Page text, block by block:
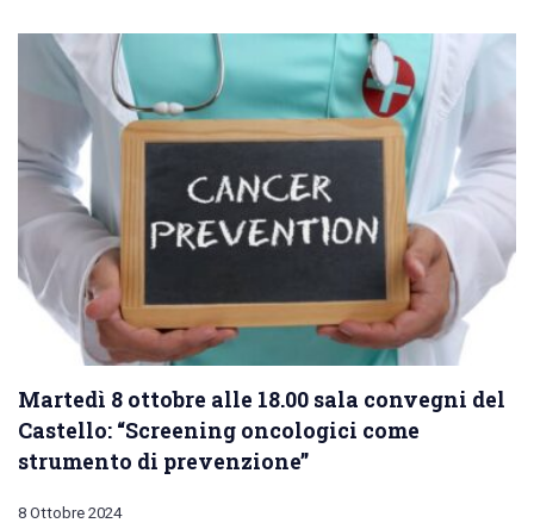
Martedì 8 ottobre alle 18.00 sala convegni del
Castello: “Screening oncologici come
strumento di prevenzione”
8 Ottobre 2024